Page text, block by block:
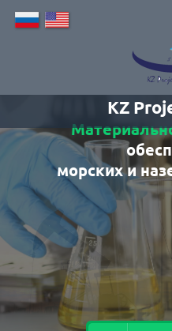
KZ
морских и